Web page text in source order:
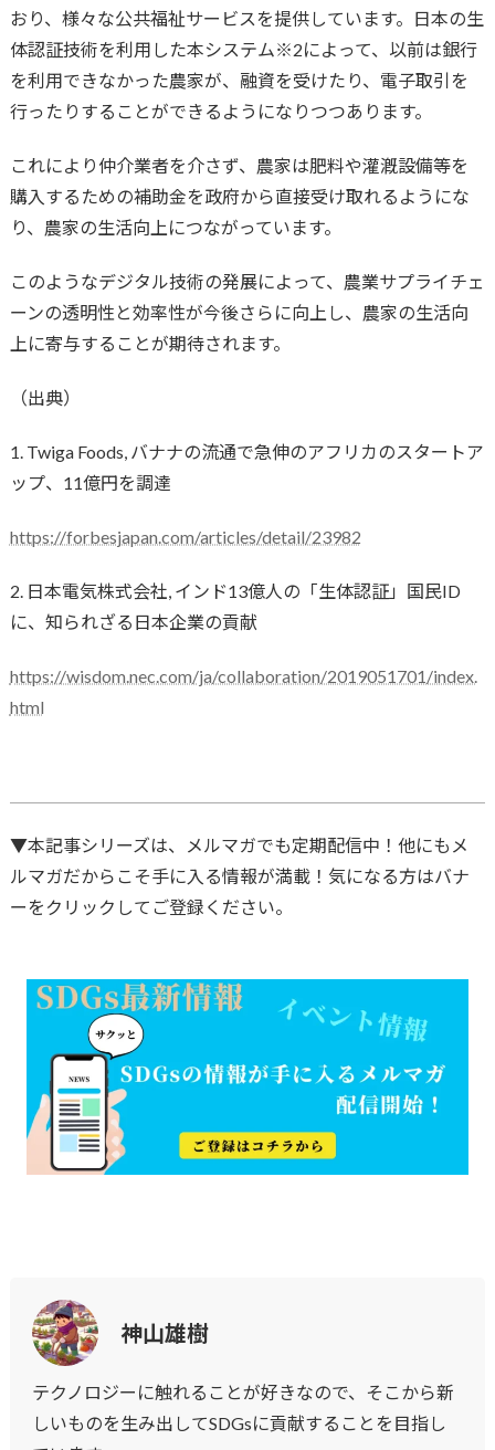
おり、様々な公共福祉サービスを提供しています。日本の生
体認証技術を利用した本システム※2によって、以前は銀行
を利用できなかった農家が、融資を受けたり、電子取引を
行ったりすることができるようになりつつあります。
これにより仲介業者を介さず、農家は肥料や灌漑設備等を
購入するための補助金を政府から直接受け取れるようにな
り、農家の生活向上につながっています。
このようなデジタル技術の発展によって、農業サプライチェ
ーンの透明性と効率性が今後さらに向上し、農家の生活向
上に寄与することが期待されます。
（出典）
1. Twiga Foods, バナナの流通で急伸のアフリカのスタートア
ップ、11億円を調達
https://forbesjapan.com/articles/detail/23982
2. 日本電気株式会社, インド13億人の「生体認証」国民ID
に、知られざる日本企業の貢献
https://wisdom.nec.com/ja/collaboration/2019051701/index.
html
▼本記事シリーズは、メルマガでも定期配信中！他にもメ
ルマガだからこそ手に入る情報が満載！気になる方はバナ
ーをクリックしてご登録ください。
神山雄樹
テクノロジーに触れることが好きなので、そこから新
しいものを生み出してSDGsに貢献することを目指し